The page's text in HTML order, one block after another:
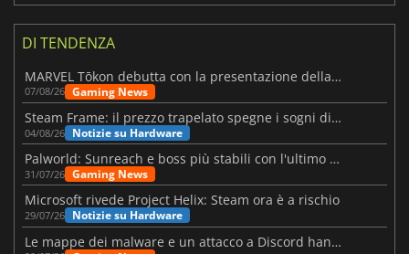
DI TENDENZA
MARVEL Tōkon debutta con la presentazione della roadmap per il primo anno
07/08/26 Gaming News
Steam Frame: il prezzo trapelato spegne i sogni di un VR economico
04/08/26 Notizie su Hardware
Palworld: Sunreach e boss più stabili con l'ultimo update
31/07/26 Gaming News
Microsoft rivede Project Helix: Steam ora è a rischio
29/07/26 Notizie su Hardware
Le mappe dei malware e un attacco a Discord hanno colpito Meccha Chameleon